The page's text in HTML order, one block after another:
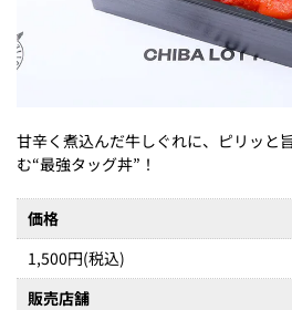
甘辛く煮込んだ牛しぐれに、ピリッと
む“最強タッグ丼”！
価格
1,500円(税込)
販売店舗